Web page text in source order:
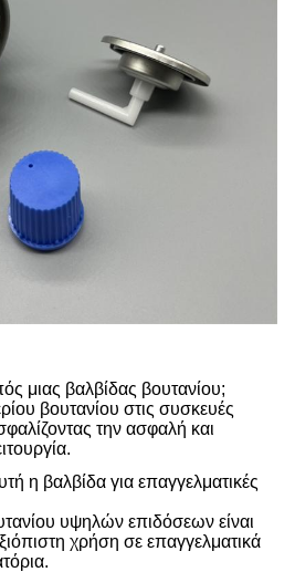
μιας βαλβίδας βουτανίου;
βουτανίου στις συσκευές
την ασφαλή και
η βαλβίδα για επαγγελματικές
υψηλών επιδόσεων είναι
χρήση σε επαγγελματικά